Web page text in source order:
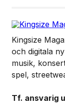
Kingsize
och digitala
musik,
spel,
Tf. ansvarig